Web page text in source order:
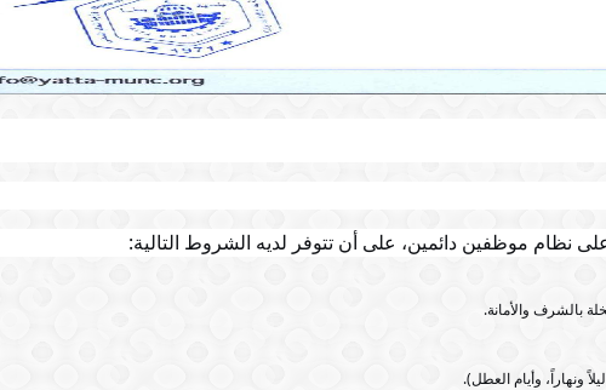
نظام موظفين دائمين، على أن تتوفر لديه الشروط التالية:
بالشرف والأمانة.
ونهاراً، وأيام العطل).